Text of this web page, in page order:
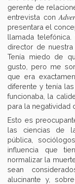
gerente de
entrevista con
presentara el
llamada telefónica.
director de nuestra
Tenía miedo de
gusto, pero me
que era
diferente y tenía las
funcionaba, la
para la negatividad
Esto es
las ciencias de
pública,
influencia que
normalizar la
sean
alucinante y,